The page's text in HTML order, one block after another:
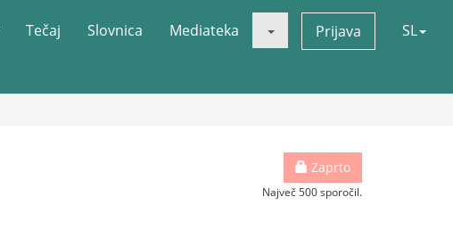
Tečaj Slovnica Mediateka Prijava SL
Zaprto
Največ 500 sporočil.